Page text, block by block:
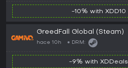
-10% with XDD10
GreedFall Global (Steam)
hace 10h DRM:
-9% with XDDeals